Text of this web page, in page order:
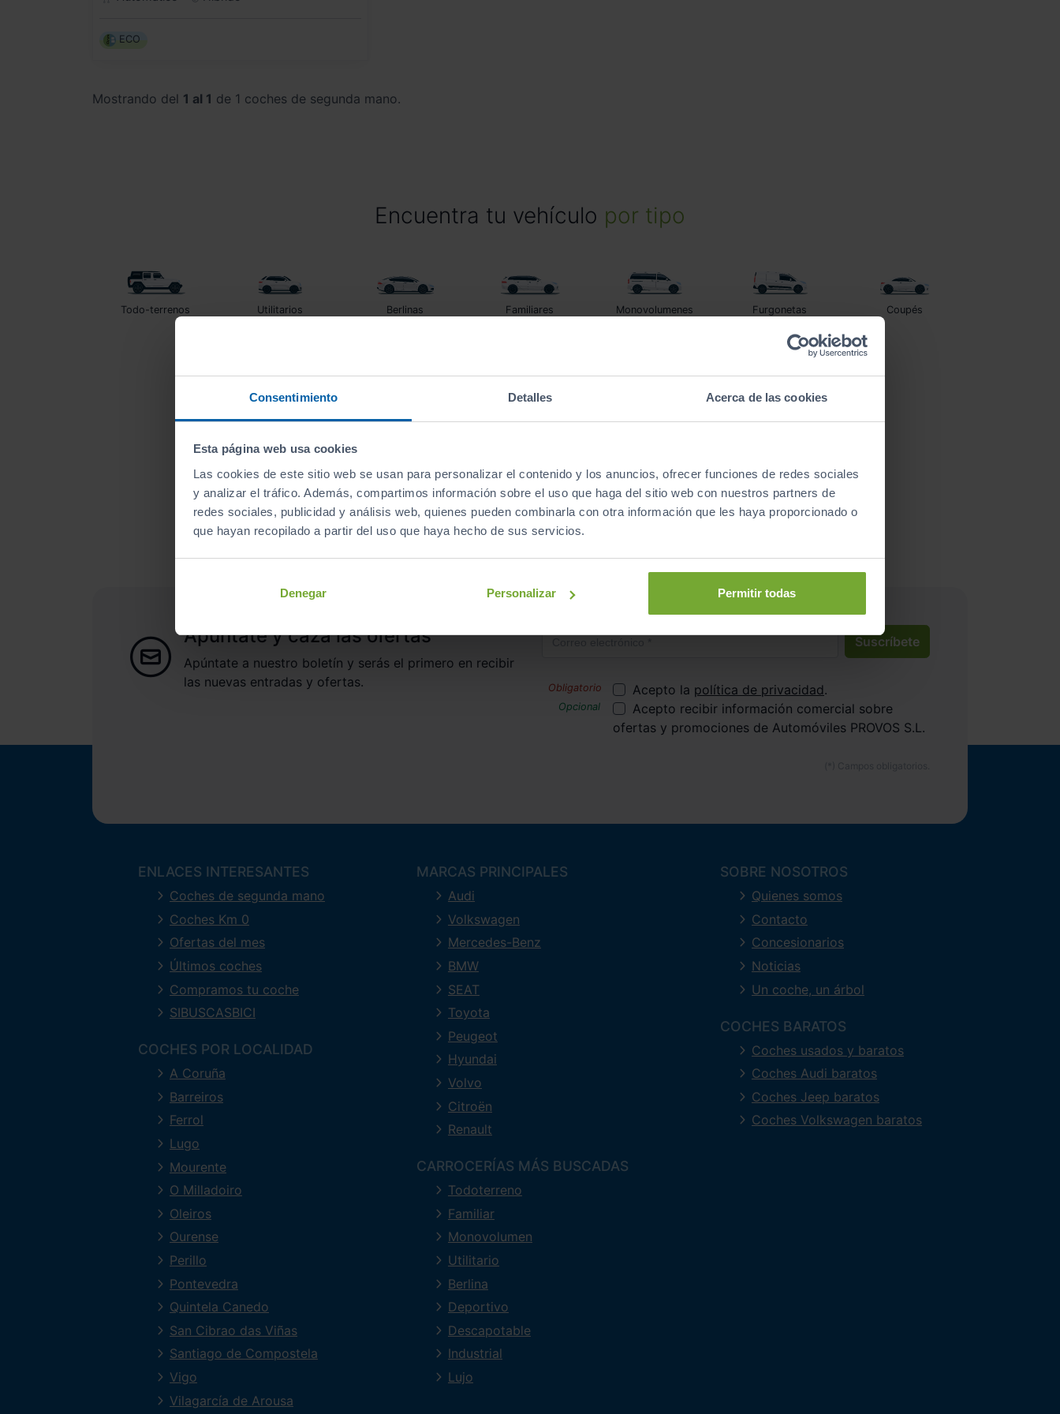
Consentimiento Detalles Acerca de las cookies
Esta página web usa cookies
Las cookies de este sitio web se usan para personalizar el contenido y los anuncios, ofrecer funciones de redes sociales
y analizar el tráfico. Además, compartimos información sobre el uso que haga del sitio web con nuestros partners de
redes sociales, publicidad y análisis web, quienes pueden combinarla con otra información que les haya proporcionado o
que hayan recopilado a partir del uso que haya hecho de sus servicios.
Denegar Personalizar Permitir todas
ECO
Mostrando del 1 al 1 de 1 coches de segunda mano.
Encuentra tu vehículo por tipo
Todo-terrenos Utilitarios Berlinas Familiares Monovolumenes Furgonetas Coupés
Descapotables Eléctrico automático
¿A qué esperas para unirte al club de Sibuscascoche?¡Ya somos más de 6.000 conductores satisfechos!
Apúntate y caza las ofertas
Apúntate a nuestro boletín y serás el primero en recibir
las nuevas entradas y ofertas.
Suscríbete
Acepto la política de privacidad.
Acepto recibir información comercial sobre
ofertas y promociones de Automóviles PROVOS S.L.
ENLACES INTERESANTES
Coches de segunda mano
Coches Km 0
Ofertas del mes
Últimos coches
Compramos tu coche
SIBUSCASBICI
COCHES POR LOCALIDAD
A Coruña
Barreiros
Ferrol
Lugo
Mourente
O Milladoiro
Oleiros
Ourense
Perillo
Pontevedra
Quintela Canedo
San Cibrao das Viñas
Santiago de Compostela
Vigo
Vilagarcía de Arousa
MARCAS PRINCIPALES
Audi
Volkswagen
Mercedes-Benz
BMW
SEAT
Toyota
Peugeot
Hyundai
Volvo
Citroën
Renault
CARROCERÍAS MÁS BUSCADAS
Todoterreno
Familiar
Monovolumen
Utilitario
Berlina
Deportivo
Descapotable
Industrial
Lujo
SOBRE NOSOTROS
Quienes somos
Contacto
Concesionarios
Noticias
Un coche, un árbol
COCHES BARATOS
Coches usados y baratos
Coches Audi baratos
Coches Jeep baratos
Coches Volkswagen baratos